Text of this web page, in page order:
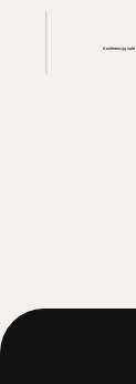
Konferencijų salė